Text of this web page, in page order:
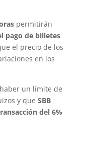
permitirán
pago de billetes
el precio de los
en los
un límite de
y que SBB
del 6%